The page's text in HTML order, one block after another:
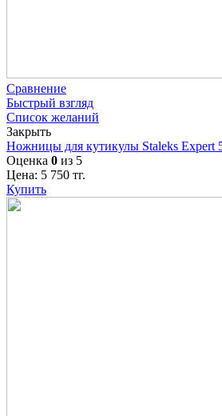
Сравнение
Быстрый взгляд
Список желаний
Закрыть
Ножницы для кутикулы Staleks Expert
Оценка 0 из 5
Цена: 5 750 тг.
Купить